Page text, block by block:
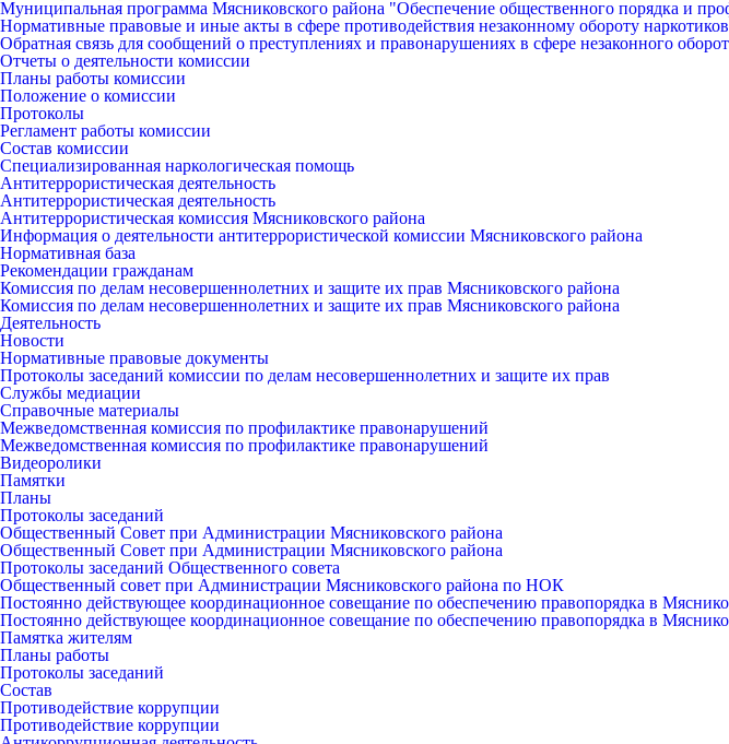
Муниципальная программа Мясниковского района "Обеспечение общественного порядка и
Нормативные правовые и иные акты в сфере противодействия незаконному обороту наркотиков
Обратная связь для сообщений о преступлениях и правонарушениях в сфере незаконного
Отчеты о деятельности комиссии
Планы работы комиссии
Положение о комиссии
Протоколы
Регламент работы комиссии
Состав комиссии
Специализированная наркологическая помощь
Антитеррористическая деятельность
Антитеррористическая деятельность
Антитеррористическая комиссия Мясниковского района
Информация о деятельности антитеррористической комиссии Мясниковского района
Нормативная база
Рекомендации гражданам
Комиссия по делам несовершеннолетних и защите их прав Мясниковского района
Комиссия по делам несовершеннолетних и защите их прав Мясниковского района
Деятельность
Новости
Нормативные правовые документы
Протоколы заседаний комиссии по делам несовершеннолетних и защите их прав
Службы медиации
Справочные материалы
Межведомственная комиссия по профилактике правонарушений
Межведомственная комиссия по профилактике правонарушений
Видеоролики
Памятки
Планы
Протоколы заседаний
Общественный Совет при Администрации Мясниковского района
Общественный Совет при Администрации Мясниковского района
Протоколы заседаний Общественного совета
Общественный совет при Администрации Мясниковского района по НОК
Постоянно действующее координационное совещание по обеспечению правопорядка в
Постоянно действующее координационное совещание по обеспечению правопорядка в
Памятка жителям
Планы работы
Протоколы заседаний
Состав
Противодействие коррупции
Противодействие коррупции